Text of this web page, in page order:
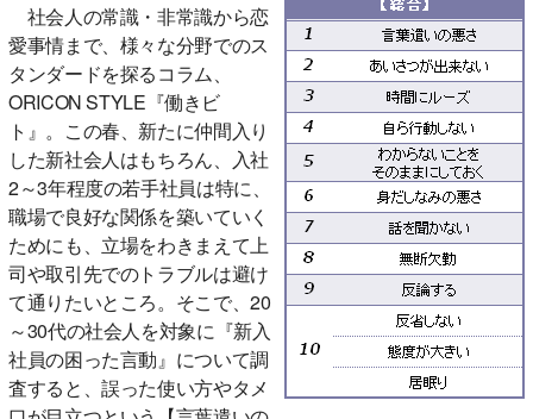
社会人の常識・非常識から恋
愛事情まで、様々な分野でのス
タンダードを探るコラム、
ORICON STYLE『働きビ
ト』。この春、新たに仲間入り
した新社会人はもちろん、入社
2～3年程度の若手社員は特に、
職場で良好な関係を築いていく
ためにも、立場をわきまえて上
司や取引先でのトラブルは避け
て通りたいところ。そこで、20
～30代の社会人を対象に『新入
社員の困った言動』について調
査すると、誤った使い方やタメ